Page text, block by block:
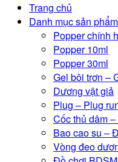
Trang chủ
Danh mục sản phẩm
Popper chính
Popper 10ml
Popper 30ml
Gel bôi trơn –
Dương vật giả
Plug – Plug
Cốc thủ dâm
Bao cao su –
Vòng đeo